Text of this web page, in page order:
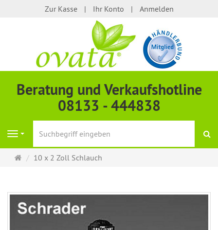
Zur Kasse Ihr Konto Anmelden
Beratung und Verkaufshotline
08133 - 444838
Navigation
Startseite
10 x 2 Zoll Schlauch